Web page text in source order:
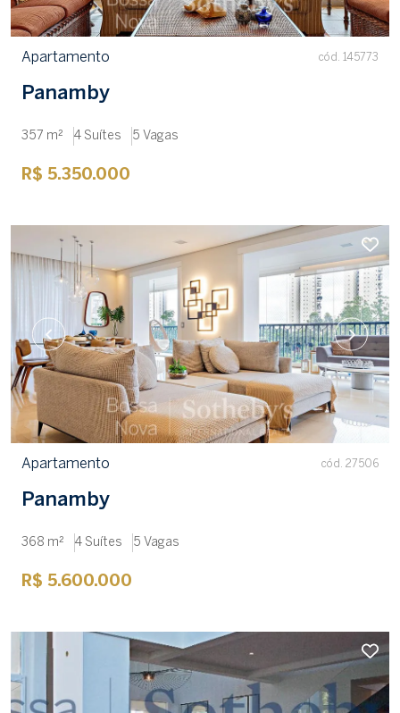
Apartamento cód. 145773
Panamby
357 m² 4 Suítes 5 Vagas
R$ 5.350.000
Apartamento cód. 27506
Panamby
368 m² 4 Suítes 5 Vagas
R$ 5.600.000